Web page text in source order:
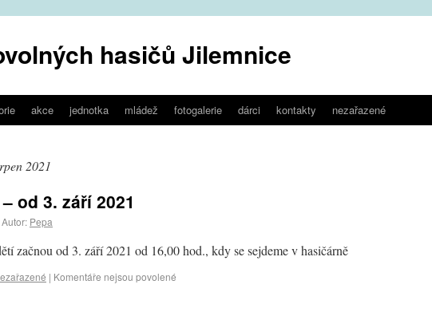
hasičů Jilemnice
akce jednotka mládež fotogalerie dárci kontakty nezařazené
2021
od 3. září 2021
Autor: Pepa
začnou od 3. září 2021 od 16,00 hod., kdy se sejdeme v hasičárně
| Komentáře nejsou povolené